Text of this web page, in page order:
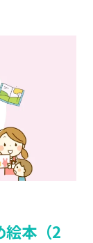
絵本（2